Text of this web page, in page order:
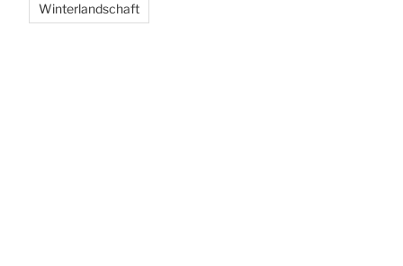
Winterlandschaft